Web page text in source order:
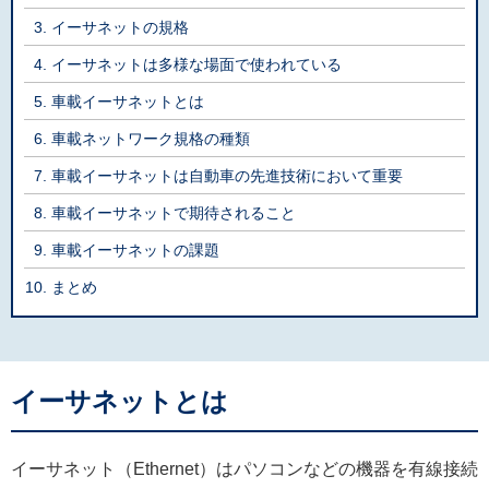
イーサネットの規格
イーサネットは多様な場面で使われている
車載イーサネットとは
車載ネットワーク規格の種類
車載イーサネットは自動車の先進技術において重要
車載イーサネットで期待されること
車載イーサネットの課題
まとめ
イーサネットとは
イーサネット（Ethernet）はパソコンなどの機器を有線接続